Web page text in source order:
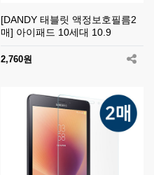
[DANDY 태블릿 액정보호필름2
매] 아이패드 10세대 10.9
2,760원